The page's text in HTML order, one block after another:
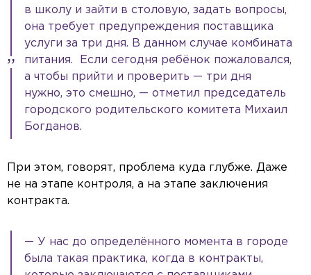
в школу и зайти в столовую, задать вопросы,
она требует предупреждения поставщика
услуги за три дня. В данном случае комбината
питания. Если сегодня ребёнок пожаловался,
а чтобы прийти и проверить — три дня
нужно, это смешно, — отметил председатель
городского родительского комитета Михаил
Богданов.
При этом, говорят, проблема куда глубже. Даже
не на этапе контроля, а на этапе заключения
контракта.
— У нас до определённого момента в городе
была такая практика, когда в контракты,